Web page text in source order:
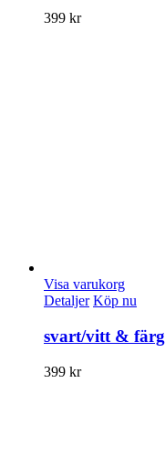
399 kr
Visa varukorg
Detaljer Köp nu
svart/vitt & färg
399 kr